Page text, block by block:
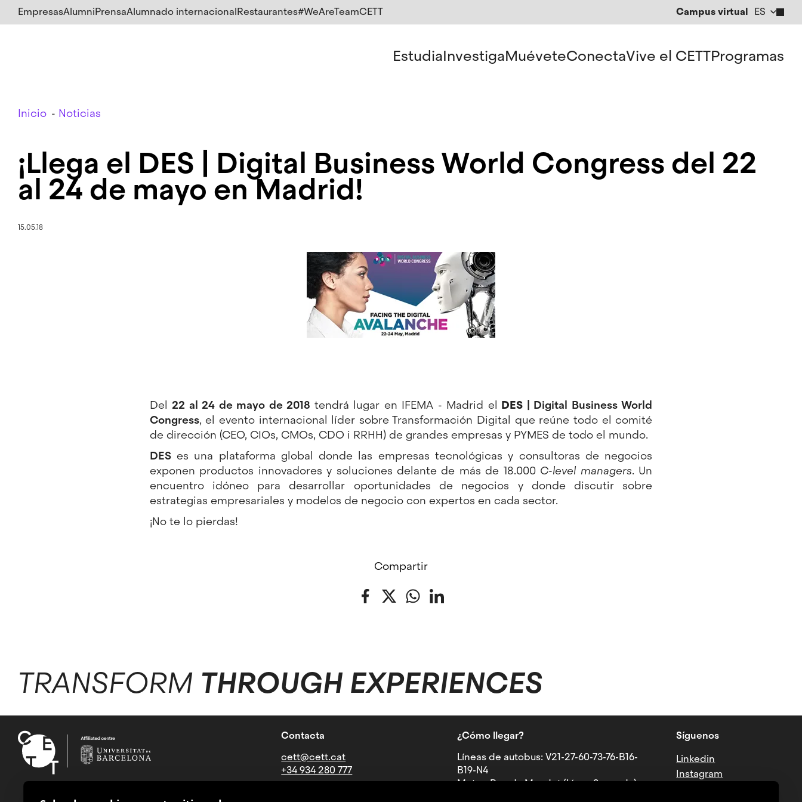
Salta
al
EmpresasAlumniPrensaAlumnado internacionalRestaurantes#WeAreTeamCETT Campus virtual ES
CA
EstudiaInvestigaMuéveteConectaVive el CETTProgramas
Breadcrumb
Inicio Noticias
¡Llega el DES | Digital Business World Congress del 22
al 24 de mayo en Madrid!
15.05.18
Del22 al 24 de mayo de 2018 tendrá lugar en IFEMA - Madrid el DES | Digital Business World
Congress, el evento internacional líder sobre Transformación Digital que reúne todo el comité
de dirección (CEO, CIOs, CMOs, CDO i RRHH) de grandes empresas y PYMES de todo el mundo.
DESes una plataforma global donde las empresas tecnológicas y consultoras de negocios
exponen productos innovadores y soluciones delante de más de 18.000 C-level managers. Un
encuentro idóneo para desarrollar oportunidades de negocios y donde discutir sobre
estrategias empresariales y modelos de negocio con expertos en cada sector.
¡No te lo pierdas!
Compartir
Facebook
TwitterWhatsApp
LinkedIn
TRANSFORM THROUGH EXPERIENCES
Contacta
cett@cett.cat
+34 934 280 777
¿Cómo llegar?
Líneas de autobus: V21-27-60-73-76-B16-
B19-N4
Metro: Parada Mundet (Línea 3 - verde)
Síguenos
Linkedin
Instagram